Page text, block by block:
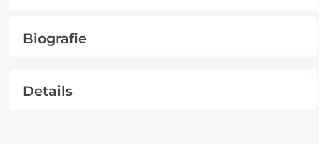
Biografie
Details